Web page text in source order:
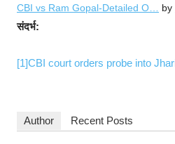
CBI vs Ram Gopal-Detailed O… by
संदर्भ:
[1]CBI court orders probe into
Author Recent Posts